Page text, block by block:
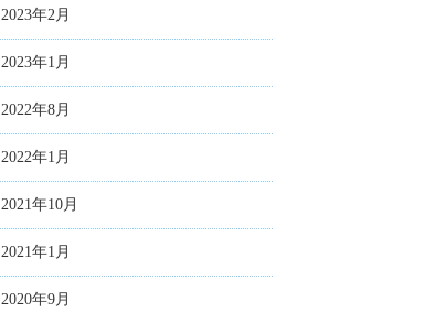
2023年2月
2023年1月
2022年8月
2022年1月
2021年10月
2021年1月
2020年9月